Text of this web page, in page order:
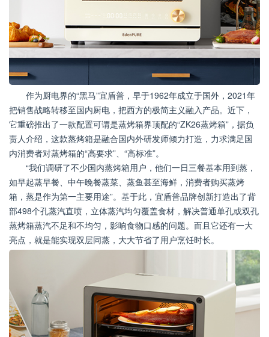
作为厨电界的“黑马”宜盾普，早于1962年成立于国外，2021年
把销售战略转移至国内厨电，把西方的极简主义融入产品。近下，
它重磅推出了一款配置可谓是蒸烤箱界顶配的“ZK26蒸烤箱”，据负
责人介绍，这款蒸烤箱是融合国内外研发师倾力打造，力求满足国
内消费者对蒸烤箱的“高要求”、“高标准”。
“我们调研了不少国内蒸烤箱用户，他们一日三餐基本用到蒸，
如早起蒸早餐、中午晚餐蒸菜、蒸鱼甚至海鲜，消费者购买蒸烤
箱，蒸是作为第一主要用途”。基于此，宜盾普品牌创新打造出了背
部498个孔蒸汽直喷，立体蒸汽均匀覆盖食材，解决普通单孔或双孔
蒸烤箱蒸汽不足和不均匀，影响食物口感的问题。而且它还有一大
亮点，就是能实现双层同蒸，大大节省了用户烹饪时长。